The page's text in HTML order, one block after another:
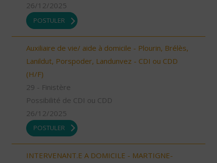
26/12/2025
POSTULER
Auxiliaire de vie/ aide à domicile - Plourin, Brélès,
Lanildut, Porspoder, Landunvez - CDI ou CDD
(H/F)
29 - Finistère
Possibilité de CDI ou CDD
26/12/2025
POSTULER
INTERVENANT.E A DOMICILE - MARTIGNE-